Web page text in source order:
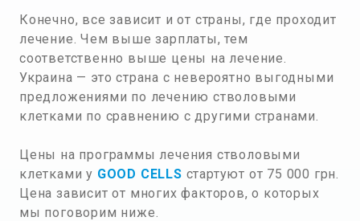
Конечно, все зависит и от страны, где проходит
лечение. Чем выше зарплаты, тем
соответственно выше цены на лечение.
Украина — это страна с невероятно выгодными
предложениями по лечению стволовыми
клетками по сравнению с другими странами.
Цены на программы лечения стволовыми
клетками у GOOD CELLS стартуют от 75 000 грн.
Цена зависит от многих факторов, о которых
мы поговорим ниже.